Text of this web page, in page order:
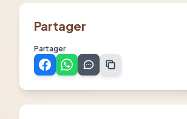
Partager
Partager